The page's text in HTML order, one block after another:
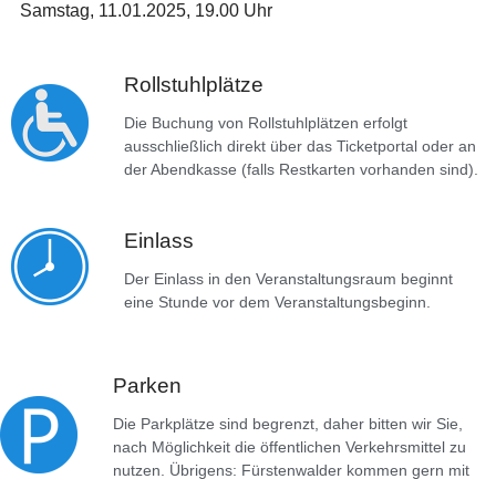
Samstag, 11.01.2025, 19.00 Uhr
Rollstuhlplätze
Die Buchung von Rollstuhlplätzen erfolgt
ausschließlich direkt über das Ticketportal oder an
der Abendkasse (falls Restkarten vorhanden sind).
Einlass
Der Einlass in den Veranstaltungsraum beginnt
eine Stunde vor dem Veranstaltungsbeginn.
Parken
Die Parkplätze sind begrenzt, daher bitten wir Sie,
nach Möglichkeit die öffentlichen Verkehrsmittel zu
nutzen. Übrigens: Fürstenwalder kommen gern mit